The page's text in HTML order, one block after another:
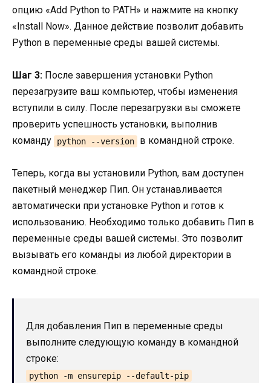
опцию «Add Python to PATH» и нажмите на кнопку
«Install Now». Данное действие позволит добавить
Python в переменные среды вашей системы.
Шаг 3: После завершения установки Python
перезагрузите ваш компьютер, чтобы изменения
вступили в силу. После перезагрузки вы сможете
проверить успешность установки, выполнив
команду
python --version в командной строке.
Теперь, когда вы установили Python, вам доступен
пакетный менеджер Пип. Он устанавливается
автоматически при установке Python и готов к
использованию. Необходимо только добавить Пип в
переменные среды вашей системы. Это позволит
вызывать его команды из любой директории в
командной строке.
Для добавления Пип в переменные среды
выполните следующую команду в командной
строке:
python -m ensurepip --default-pip